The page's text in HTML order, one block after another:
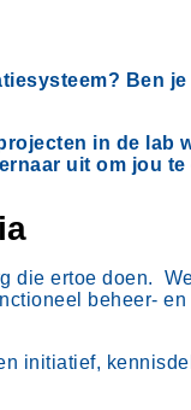
Ben
in de lab
uit om jou
die ertoe doen.
beheer-
initiatief,